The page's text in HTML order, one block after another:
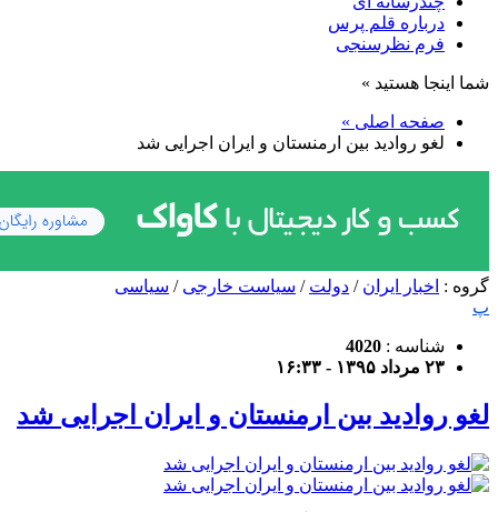
درباره قلم پرس
فرم نظرسنجی
شما اینجا هستید »
صفحه اصلی »
لغو روادید بین ارمنستان و ایران اجرایی شد
گروه : اخبار ایران / دولت / سیاست خارجی / سیاسی
پ
شناسه : 4020
۲۳ مرداد ۱۳۹۵ - ۱۶:۳۳
لغو روادید بین ارمنستان و ایران اجرایی شد